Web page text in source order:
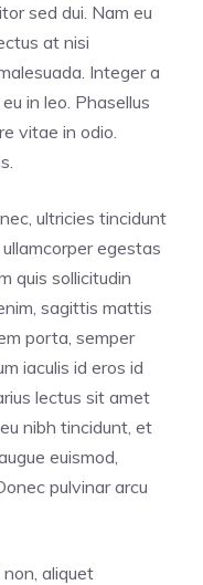
sed dui. Nam eu
at nisi
Integer a
in leo. Phasellus
vitae in odio.
ultricies tincidunt
egestas
quis sollicitudin
sagittis mattis
porta, semper
iaculis id eros id
lectus sit amet
nibh tincidunt, et
euismod,
pulvinar arcu
aliquet